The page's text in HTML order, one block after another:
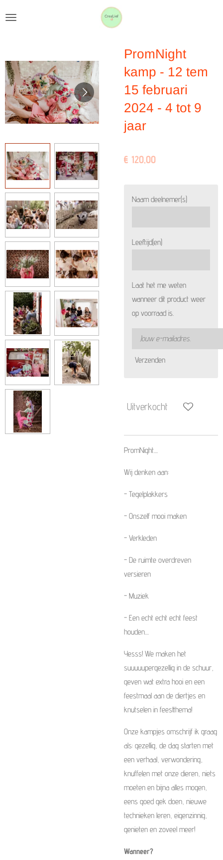
hoofdinhoud
PromNight
kamp - 12 tem
15 februari
2024 - 4 tot 9
jaar
€ 120,00
Naam deelnemer(s)
Leeftijd(en)
Laat het me weten
wanneer dit product weer
op voorraad is.
Verzenden
Uitverkocht
PromNight....
Wij denken aan:
- Tegelplakkers
- Onszelf mooi maken
- Verkleden
- De ruimte overdreven
versieren
- Muziek
- Een echt echt echt feest
houden....
Yesss! We maken het
suuuuupergezellig in de schuur,
geven wat extra hooi en een
feestmaal aan de diertjes en
knutselen in feestthema!
Onze kampjes omschrijf ik graag
als: gezellig, de dag starten met
een verhaal, verwondering,
knuffelen met onze dieren, niets
moeten en bijna alles mogen,
eens goed gek doen, nieuwe
technieken leren, eigenzinnig,
genieten en zoveel meer!
Wanneer?